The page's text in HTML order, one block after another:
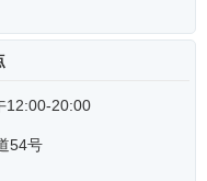
12:00-20:00
54号